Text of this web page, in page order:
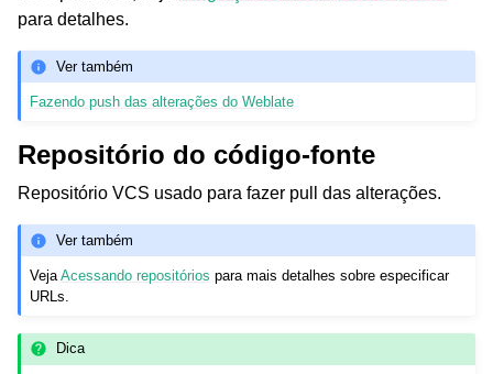
para detalhes.
Ver também
Fazendo push das alterações do Weblate
Repositório do código-fonte
Repositório VCS usado para fazer pull das alterações.
Ver também
VejaAcessando repositórios para mais detalhes sobre especificar
URLs.
Dica